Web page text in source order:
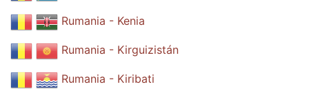
Rumania - Kenia
Rumania - Kirguizistán
Rumania - Kiribati